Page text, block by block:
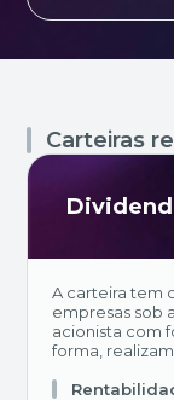
Carteiras
A carteira tem
empresas sob
acionista com
forma,
geração de